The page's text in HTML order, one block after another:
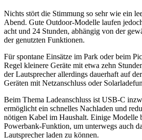
Nichts stört die Stimmung so sehr wie ein
Abend. Gute Outdoor-Modelle laufen
acht und 24 Stunden, abhängig von der
der genutzten Funktionen.
Für spontane Einsätze im Park oder beim
Regel kleinere Geräte mit etwa zehn
der Lautsprecher allerdings dauerhaft auf
Geräten mit Netzanschluss oder
Beim Thema Ladeanschluss ist USB-C
ermöglicht ein schnelles Nachladen und
nötigen Kabel im Haushalt. Einige Modelle
Powerbank-Funktion, um unterwegs auch
Lautsprecher laden zu können.